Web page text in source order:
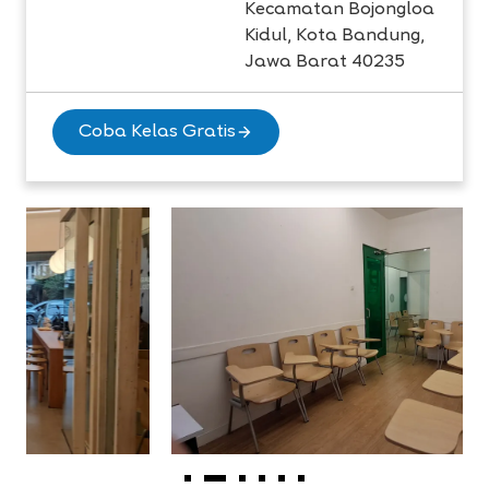
Kecamatan Bojongloa
Kidul, Kota Bandung,
Jawa Barat 40235
Coba Kelas Gratis